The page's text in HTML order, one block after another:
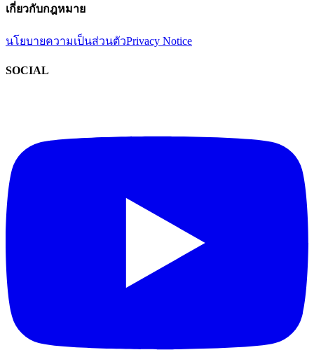
เกี่ยวกับกฎหมาย
นโยบายความเป็นส่วนตัวPrivacy Notice
SOCIAL